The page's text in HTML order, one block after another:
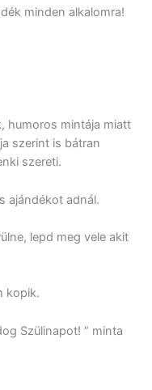
minden alkalomra!
humoros mintája miatt
szerint is bátran
szereti.
ajándékot adnál.
lepd meg vele akit
kopik.
Szülinapot! ” minta